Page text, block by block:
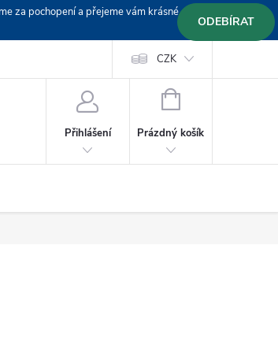
za pochopení a přejeme vám krásné
Platba GoPay +420 603 319382
CZK
Přihlášení
NÁKUPNÍ
Prázdný košík
ODEBÍRAT